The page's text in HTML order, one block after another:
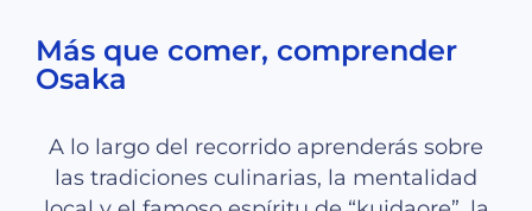
Más que comer, comprender
Osaka
A lo largo del recorrido aprenderás sobre
las tradiciones culinarias, la mentalidad